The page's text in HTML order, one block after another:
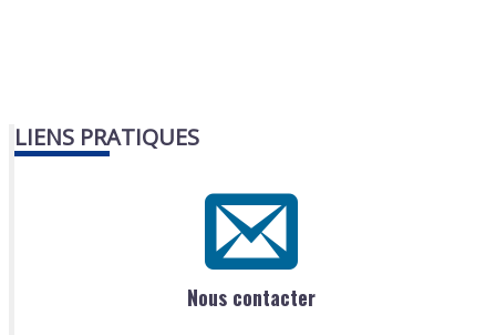
LIENS PRATIQUES
Nous contacter